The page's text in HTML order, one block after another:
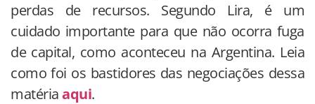
perdas de recursos. Segundo Lira, é um
cuidado importante para que não ocorra fuga
de capital, como aconteceu na Argentina. Leia
como foi os bastidores das negociações dessa
matériaaqui.